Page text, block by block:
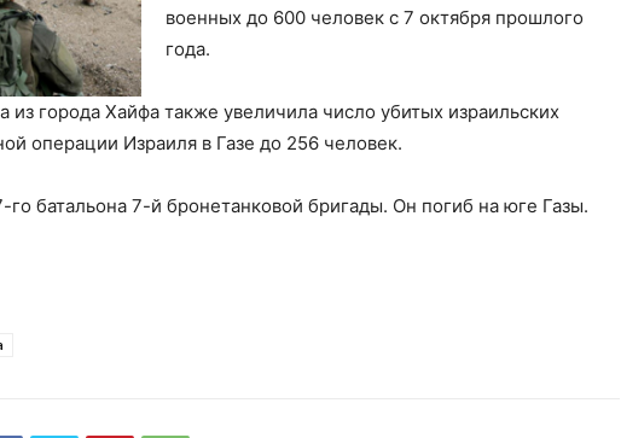
военных до 600 человек с 7 октября прошлого
года.
из города Хайфа также увеличила число убитых израильских
операции Израиля в Газе до 256 человек.
го батальона 7-й бронетанковой бригады. Он погиб на юге Газы.